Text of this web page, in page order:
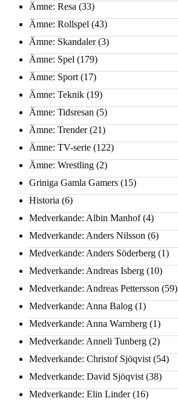
Ämne: Resa (33)
Ämne: Rollspel (43)
Ämne: Skandaler(3)
Ämne: Spel (179)
Ämne: Sport (17)
Ämne: Teknik (19)
Ämne: Tidsresan (5)
Ämne: Trender(21)
Ämne: TV-serie (122)
Ämne: Wrestling (2)
Griniga Gamla Gamers (15)
Historia (6)
Medverkande: Albin Manhof(4)
Medverkande: Anders Nilsson (6)
Medverkande: Anders Söderberg (1)
Medverkande: Andreas Isberg (10)
Medverkande: Andreas Pettersson (59)
Medverkande: Anna Balog (1)
Medverkande: Anna Warnberg (1)
Medverkande: Anneli Tunberg (2)
Medverkande: Christof Sjöqvist (54)
Medverkande: David Sjöqvist (38)
Medverkande: Elin Linder(16)